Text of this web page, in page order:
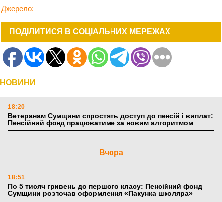
Джерело:
ПОДІЛИТИСЯ В СОЦІАЛЬНИХ МЕРЕЖАХ
НОВИНИ
18:20
Ветеранам Сумщини спростять доступ до пенсій і виплат:
Пенсійний фонд працюватиме за новим алгоритмом
Вчора
18:51
По 5 тисяч гривень до першого класу: Пенсійний фонд
Сумщини розпочав оформлення «Пакунка школяра»